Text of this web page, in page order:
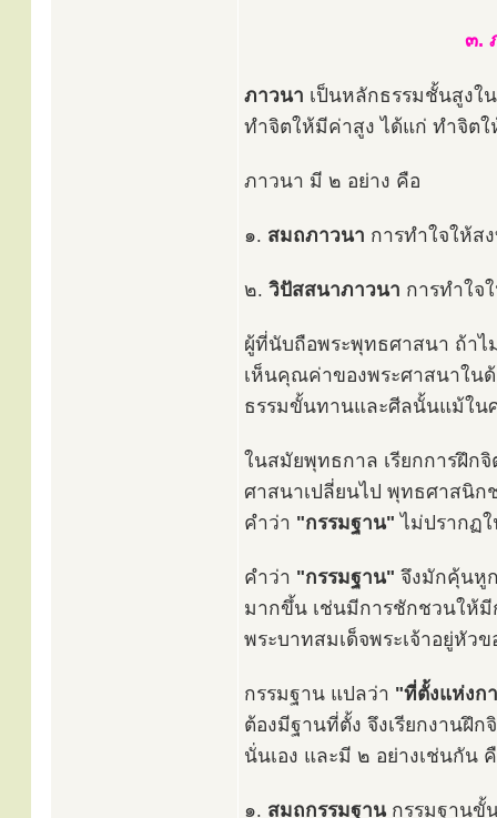
๓.
ภาวนา เป็นหลักธรรมชั้นสูงใ
ทำจิตให้มีค่าสูง ได้แก่ ทำจิตใ
ภาวนา มี ๒ อย่าง คือ
๑. สมถภาวนา การทำใจให้ส
๒. วิปัสสนาภาวนา การทำใจ
ผู้ที่นับถือพระพุทธศาสนา ถ้าไ
เห็นคุณค่าของพระศาสนาใน
ธรรมขั้นทานและศีลนั้นแม้ใน
ในสมัยพุทธกาล เรียกการฝึก
ศาสนาเปลี่ยนไป พุทธศาสนิก
คำว่า "กรรมฐาน" ไม่ปรากฏ
คำว่า "กรรมฐาน" จึงมักคุ้นหู
มากขึ้น เช่นมีการชักชวนให้
พระบาทสมเด็จพระเจ้าอยู่หัว
กรรมฐาน แปลว่า "ที่ตั้งแห่งก
ต้องมีฐานที่ตั้ง จึงเรียกงานฝึก
นั่นเอง และมี ๒ อย่างเช่นกัน
๑. สมถกรรมฐานกรรมฐานขั้